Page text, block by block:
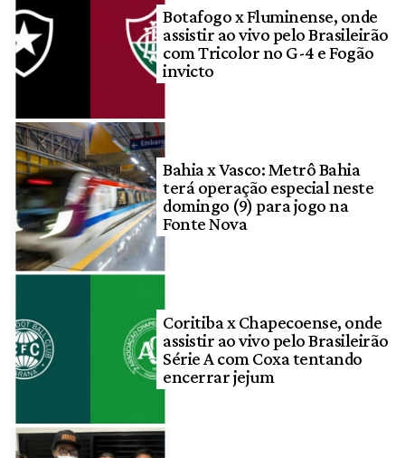
Botafogo x Fluminense, onde
assistir ao vivo pelo Brasileirão
com Tricolor no G-4 e Fogão
invicto
Bahia x Vasco: Metrô Bahia
terá operação especial neste
domingo (9) para jogo na
Fonte Nova
Coritiba x Chapecoense, onde
assistir ao vivo pelo Brasileirão
Série A com Coxa tentando
encerrar jejum